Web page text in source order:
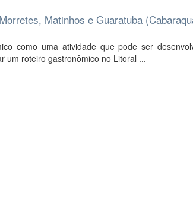
Matinhos e Guaratuba
como uma atividade que pode ser
um roteiro gastronômico no Litoral ...